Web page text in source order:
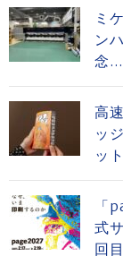
ミ
ン
念...
高
ッ
ッ
「
式
回